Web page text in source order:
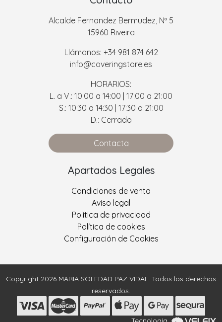
Alcalde Fernandez Bermudez, Nº 5
15960 Riveira
Llámanos: +34 981 874 642
info@coveringstore.es
HORARIOS:
L. a V.: 10:00 a 14:00 | 17:00 a 21:00
S.: 10:30 a 14:30 | 17:30 a 21:00
D.: Cerrado
Contacta
Apartados Legales
Condiciones de venta
Aviso legal
Política de privacidad
Política de cookies
Configuración de Cookies
Copyright 2026 MARIA SOLEDAD PAZ VIDAL. Todos los derechos
reservados.